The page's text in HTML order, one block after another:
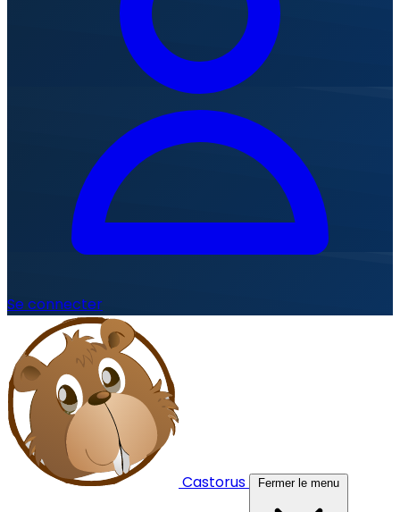
Se connecter
Castorus Fermer le menu